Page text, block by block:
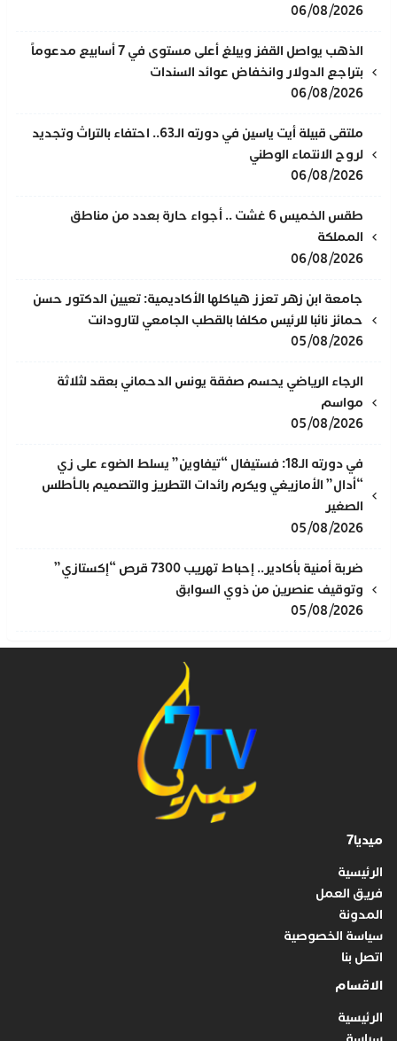
06/08/2026
الذهب يواصل القفز ويبلغ أعلى مستوى في 7 أسابيع مدعوماً
بتراجع الدولار وانخفاض عوائد السندات
06/08/2026
ملتقى قبيلة أيت ياسين في دورته الـ63.. احتفاء بالتراث وتجديد
لروح الانتماء الوطني
06/08/2026
طقس الخميس 6 غشت .. أجواء حارة بعدد من مناطق
المملكة
06/08/2026
جامعة ابن زهر تعزز هياكلها الأكاديمية: تعيين الدكتور حسن
حمائز نائبا للرئيس مكلفا بالقطب الجامعي لتارودانت
05/08/2026
الرجاء الرياضي يحسم صفقة يونس الدحماني بعقد لثلاثة
مواسم
05/08/2026
في دورته الـ18: فستيفال “تيفاوين” يسلط الضوء على زي
“أدال” الأمازيغي ويكرم رائدات التطريز والتصميم بالـأطلس
الصغير
05/08/2026
ضربة أمنية بأكادير.. إحباط تهريب 7300 قرص “إكستازي”
وتوقيف عنصرين من ذوي السوابق
05/08/2026
ميديا7
الرئيسية
فريق العمل
المدونة
سياسة الخصوصية
اتصل بنا
الاقسام
الرئيسية